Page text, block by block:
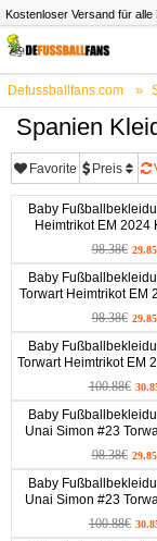
Kostenloser Versand für alle
Defussballfans.com
Spanien
Favorite Preis
Baby
Heimtrikot EM 2024
kurze hosen)
98.38€
Baby
Torwart Heimtrikot EM
(+ kurze
98.38€
Baby
Torwart Heimtrikot EM
(+ kurze
100.88€
Baby
Unai Simon #23
EM 2024 Kurzarm (+
98.38€
Baby
Unai Simon #23
EM 2024 Langarm (+
100.88€